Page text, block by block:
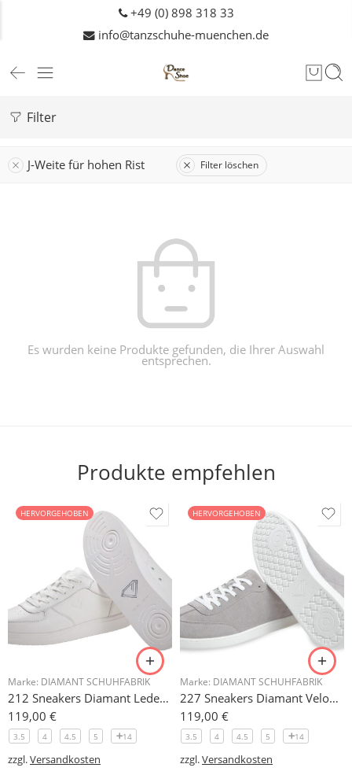
+49 (0) 898 318 33
info@tanzschuhe-muenchen.de
Filter
J-Weite für hohen Rist Filter löschen
Es wurden keine Produkte gefunden, die Ihrer Auswahl
entsprechen.
Produkte empfehlen
HERVORGEHOBEN
Marke: DIAMANT SCHUHFABRIK
212 Sneakers Diamant Leder weiss, drehfreudige Kunststoffsohle
119,00 €
3.5 4 4.5 5 14
zzgl.Versandkosten
HERVORGEHOBEN
Marke: DIAMANT SCHUHFABRIK
227 Sneakers Diamant Veloursleder hellgrau, drehfreudige Kunststoffsohle
119,00 €
3.5 4 4.5 5 14
zzgl.Versandkosten